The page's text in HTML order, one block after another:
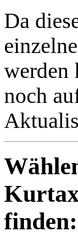
Da
werden
noch
finden: